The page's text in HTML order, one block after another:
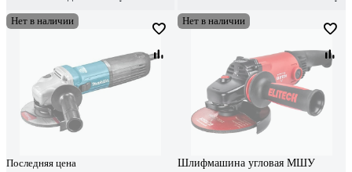
Нет в наличии
Последняя цена
Нет в наличии
Шлифмашина угловая МШУ